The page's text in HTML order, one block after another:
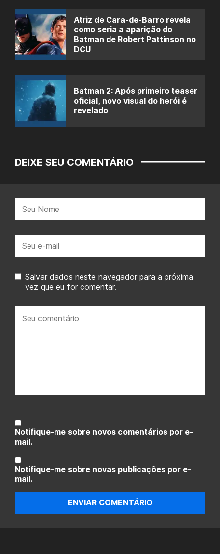
Atriz de Cara-de-Barro revela
como seria a aparição do
Batman de Robert Pattinson no
DCU
Batman 2: Após primeiro teaser
oficial, novo visual do herói é
revelado
DEIXE SEU COMENTÁRIO
mail:
Salvar dados neste navegador para a próxima
vez que eu for comentar.
comentário:
Notifique-me sobre novos comentários por e-
mail.
Notifique-me sobre novas publicações por e-
mail.
ENVIAR COMENTÁRIO